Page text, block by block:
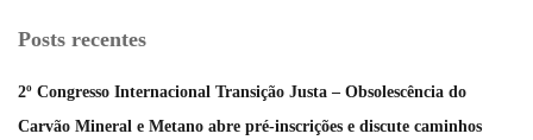
Posts recentes
2º Congresso Internacional Transição Justa – Obsolescência do
Carvão Mineral e Metano abre pré-inscrições e discute caminhos